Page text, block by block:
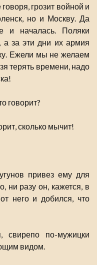
грозит войной и
но и Москву. Да
и началась. Поляки
а за эти дни их армия
Ежели мы не желаем
терять времени, надо
говорит?
сколько мычит!
привез ему для
ни разу он, кажется, в
него и добился, что
свирепо по-мужицки
видом.